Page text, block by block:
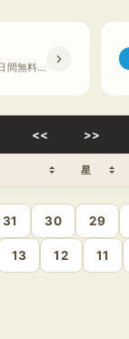
電子書籍 読み放題 ・ 30日間無料体験
<< >>
星
31 30 29
13 12 11